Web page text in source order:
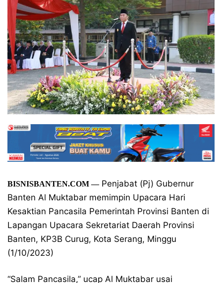
BISNISBANTEN.COM —Penjabat (Pj) Gubernur
Banten Al Muktabar memimpin Upacara Hari
Kesaktian Pancasila Pemerintah Provinsi Banten di
Lapangan Upacara Sekretariat Daerah Provinsi
Banten, KP3B Curug, Kota Serang, Minggu
(1/10/2023)
“Salam Pancasila,” ucap Al Muktabar usai